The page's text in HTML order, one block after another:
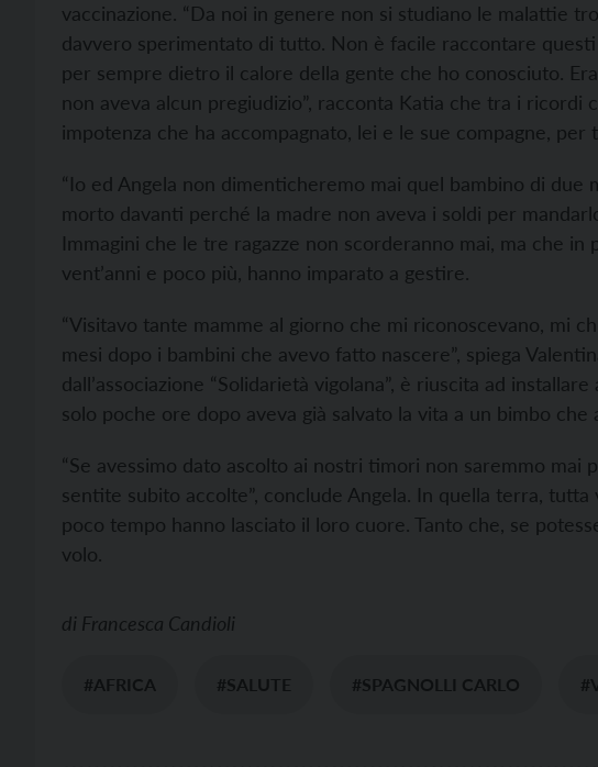
vaccinazione. “Da noi in genere non si studiano le malattie
davvero sperimentato di tutto. Non è facile raccontare
per sempre dietro il calore della gente che ho conosciuto.
non aveva alcun pregiudizio”, racconta Katia che tra i ricordi
impotenza che ha accompagnato, lei e le sue compagne, per
“Io ed Angela non dimenticheremo mai quel bambino di due
morto davanti perché la madre non aveva i soldi per
Immagini che le tre ragazze non scorderanno mai, ma che
vent’anni e poco più, hanno imparato a gestire.
“Visitavo tante mamme al giorno che mi riconoscevano, mi
mesi dopo i bambini che avevo fatto nascere”, spiega
dall’associazione “Solidarietà vigolana”, è riuscita ad
solo poche ore dopo aveva già salvato la vita a un bimbo
“Se avessimo dato ascolto ai nostri timori non saremmo mai
sentite subito accolte”, conclude Angela. In quella terra,
poco tempo hanno lasciato il loro cuore. Tanto che, se
volo.
di Francesca Candioli
#AFRICA #SALUTE #SPAGNOLLI CARLO